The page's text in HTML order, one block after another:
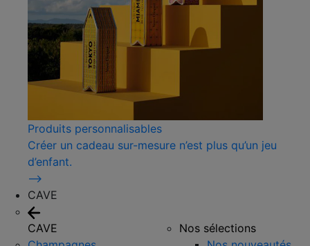
Produits personnalisables
Créer un cadeau sur-mesure n’est plus qu’un jeu
d’enfant.
⟶
CAVE
CAVE
Nos sélections